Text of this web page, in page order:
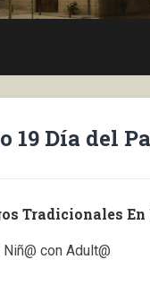
19 Día del
Tradicionales
con Adult@